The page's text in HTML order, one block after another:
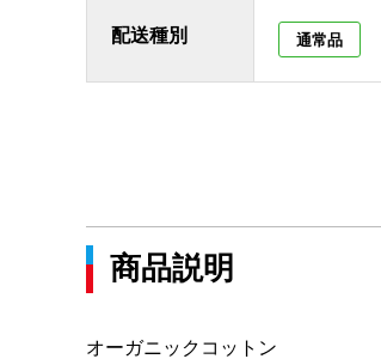
配送種別 通常品
商品説明
オーガニックコットン